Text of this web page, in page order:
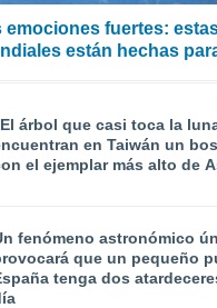
emociones fuertes:
están hechas
árbol que casi toca la
en Taiwán un
el ejemplar más alto de
fenómeno astronómico
que un pequeño
tenga dos